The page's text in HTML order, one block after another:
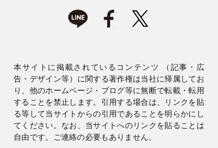
本サイトに掲載されているコンテンツ （記事・広
告・デザイン等）に関する著作権は当社に帰属してお
り、他のホームページ・ブログ等に無断で転載・転用
することを禁止します。引用する場合は、リンクを貼
る等して当サイトからの引用であることを明らかにし
てください。なお、当サイトへのリンクを貼ることは
自由です。ご連絡の必要もありません。